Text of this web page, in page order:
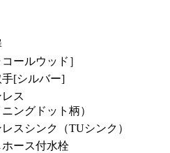
コールウッド］
[シルバー]
ス
ニングドット柄）
スシンク（TUシンク）
ホース付水栓